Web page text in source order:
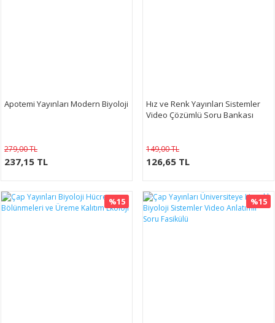
Apotemi Yayınları Modern Biyoloji
279,00 TL
237,15 TL
Hız ve Renk Yayınları Sistemler
Video Çözümlü Soru Bankası
149,00 TL
126,65 TL
%15 %15